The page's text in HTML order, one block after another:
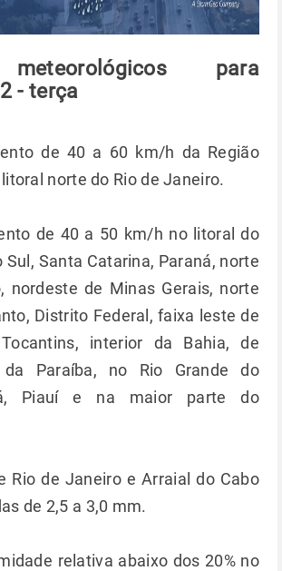
para
- terça
de 40 a 60 km/h da Região
norte do Rio de Janeiro.
de 40 a 50 km/h no litoral do
Sul, Santa Catarina, Paraná, norte
nordeste de Minas Gerais, norte
Distrito Federal, faixa leste de
interior da Bahia, de
da Paraíba, no Rio Grande do
Piauí e na maior parte do
Rio de Janeiro e Arraial do Cabo
de 2,5 a 3,0 mm.
relativa abaixo dos 20% no